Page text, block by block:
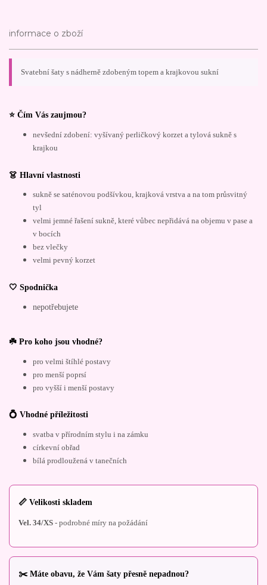
informace o zboží
Svatební šaty s nádherně zdobeným topem a krajkovou sukní
⭐ Čím Vás zaujmou?
nevšední zdobení: vyšívaný perličkový korzet a tylová sukně s
krajkou
👗 Hlavní vlastnosti
sukně se saténovou podšívkou, krajková vrstva a na tom průsvitný
tyl
velmi jemné řašení sukně, které vůbec nepřidává na objemu v pase a
v bocích
bez vlečky
velmi pevný korzet
🤍 Spodnička
nepotřebujete
☘️ Pro koho jsou vhodné?
pro velmi štíhlé postavy
pro menší poprsí
pro vyšší i menší postavy
💍 Vhodné příležitosti
svatba v přírodním stylu i na zámku
církevní obřad
bílá prodloužená v tanečních
📏 Velikosti skladem
Vel. 34/XS - podrobné míry na požádání
✂️ Máte obavu, že Vám šaty přesně nepadnou?